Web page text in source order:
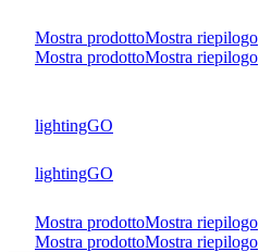
Mostra prodottoMostra riepilogo
Mostra prodottoMostra riepilogo
lightingGO
lightingGO
Mostra prodottoMostra riepilogo
Mostra prodottoMostra riepilogo